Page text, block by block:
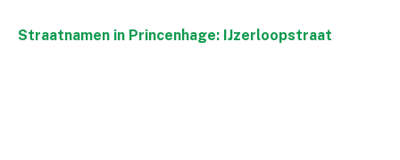
Straatnamen in Princenhage: IJzerloopstraat